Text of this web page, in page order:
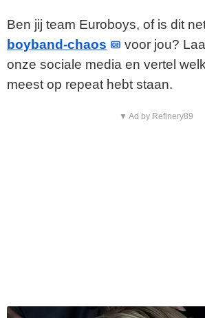
o
Ben jij team Euroboys, of is dit
boyband-chaos
voor jou?
onze sociale media en vertel
meest op repeat hebt staan.
▼ Ad by Refinery89